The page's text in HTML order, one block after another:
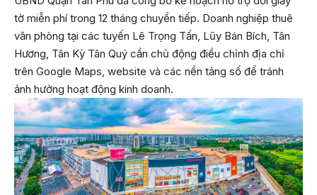
tờ miễn phí trong 12 tháng chuyển tiếp. Doanh nghiệp thuê
văn phòng tại các tuyến Lê Trọng Tấn, Lũy Bán Bích, Tân
Hương, Tân Kỳ Tân Quý cần chủ động điều chỉnh địa chỉ
trên Google Maps, website và các nền tảng số để tránh
ảnh hưởng hoạt động kinh doanh.